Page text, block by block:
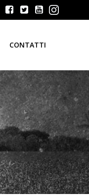
CONTATTI